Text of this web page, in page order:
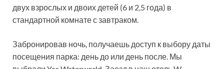
двух взрослых и двоих детей (6 и 2,5 года) в
стандартной комнате с завтраком.
Забронировав ночь, получаешь доступ к выбору даты
посещения парка: день до или день после. Мы